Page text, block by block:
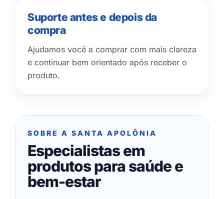
Suporte antes e depois da
compra
Ajudamos você a comprar com mais clareza
e continuar bem orientado após receber o
produto.
SOBRE A SANTA APOLÔNIA
Especialistas em
produtos para saúde e
bem-estar